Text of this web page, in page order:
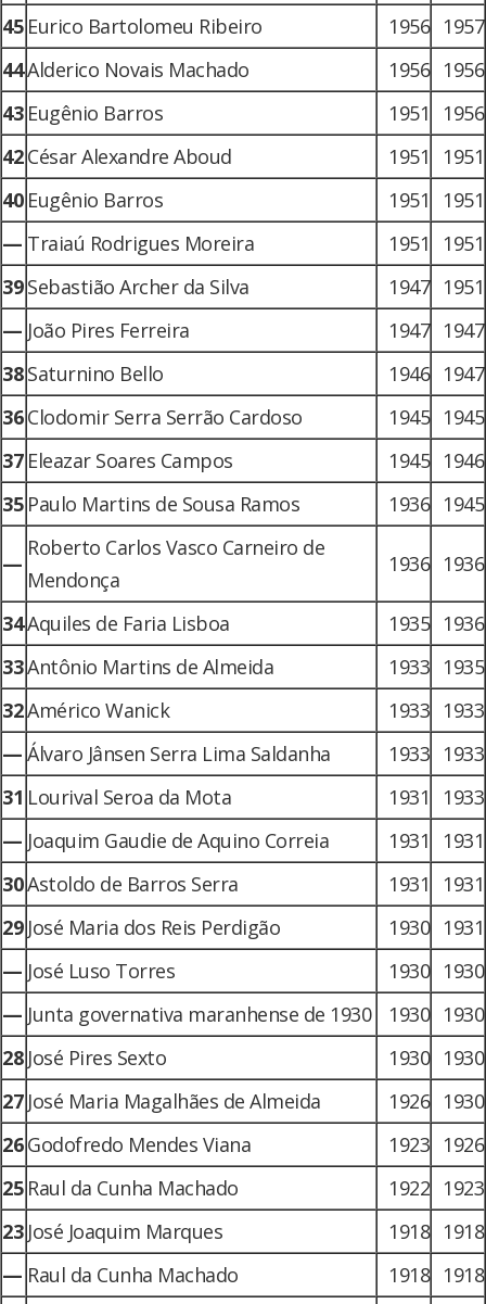
45 Eurico Bartolomeu Ribeiro 1956 1957
44Alderico Novais Machado 1956 1956
43 Eugênio Barros 1951
1956
42 César Alexandre Aboud 1951
1951
40 Eugênio Barros 1951
1951
— Traiaú Rodrigues Moreira 1951
1951
39 Sebastião Archer da Silva 1947 1951
— João Pires Ferreira 1947 1947
38 Saturnino Bello 1946 1947
36 Clodomir Serra Serrão Cardoso 1945 1945
37 Eleazar Soares Campos 1945 1946
35 Paulo Martins de Sousa Ramos 1936 1945
—
Roberto Carlos Vasco Carneiro de
Mendonça
1936 1936
34Aquiles de Faria Lisboa 1935 1936
33Antônio Martins de Almeida 1933 1935
32Américo Wanick 1933 1933
— Álvaro Jânsen Serra Lima Saldanha 1933 1933
31 Lourival Seroa da Mota 1931
1933
— Joaquim Gaudie de Aquino Correia 1931
1931
30Astoldo de Barros Serra 1931
1931
29 José Maria dos Reis Perdigão 1930 1931
— José Luso Torres 1930 1930
— Junta governativa maranhense de 1930 1930 1930
28 José Pires Sexto 1930 1930
27 José Maria Magalhães de Almeida 1926 1930
26 Godofredo Mendes Viana 1923 1926
25 Raul da Cunha Machado 1922 1923
23 José Joaquim Marques 1918 1918
— Raul da Cunha Machado 1918 1918